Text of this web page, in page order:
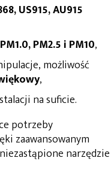
US915, AU915
PM2.5 i PM10,
możliwość
,
na suficie.
potrzeby
zaawansowanym
narzędzie